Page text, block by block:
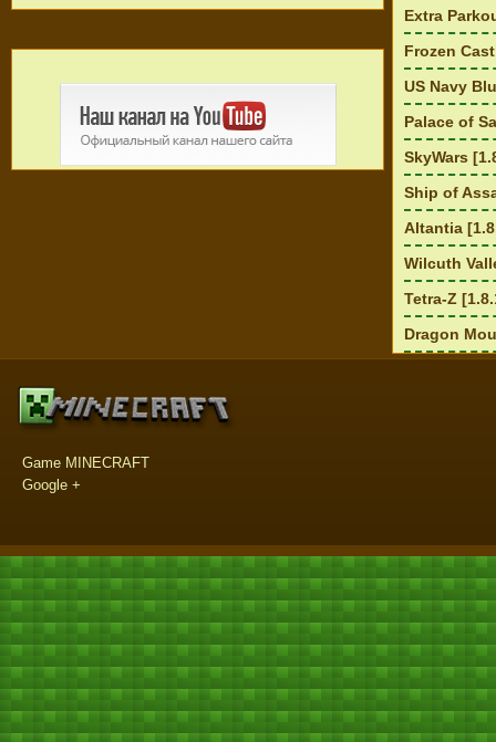
Extra
Frozen
US Navy
Palace of
SkyWars
Ship of
Altantia
Wilcuth
Tetra-Z
Dragon
Game MINECRAFT
Google +